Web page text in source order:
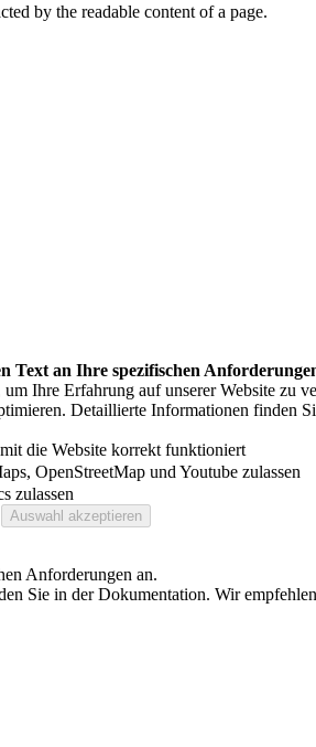
by the readable content of a page.
Text an Ihre spezifischen
Ihre Erfahrung auf unserer Website zu
Detaillierte Informationen finden
die Website korrekt funktioniert
OpenStreetMap und Youtube zulassen
zulassen
Anforderungen an.
Sie in der Dokumentation. Wir